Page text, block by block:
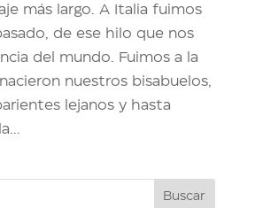
más largo. A Italia fuimos
de ese hilo que nos
del mundo. Fuimos a la
nuestros bisabuelos,
lejanos y hasta